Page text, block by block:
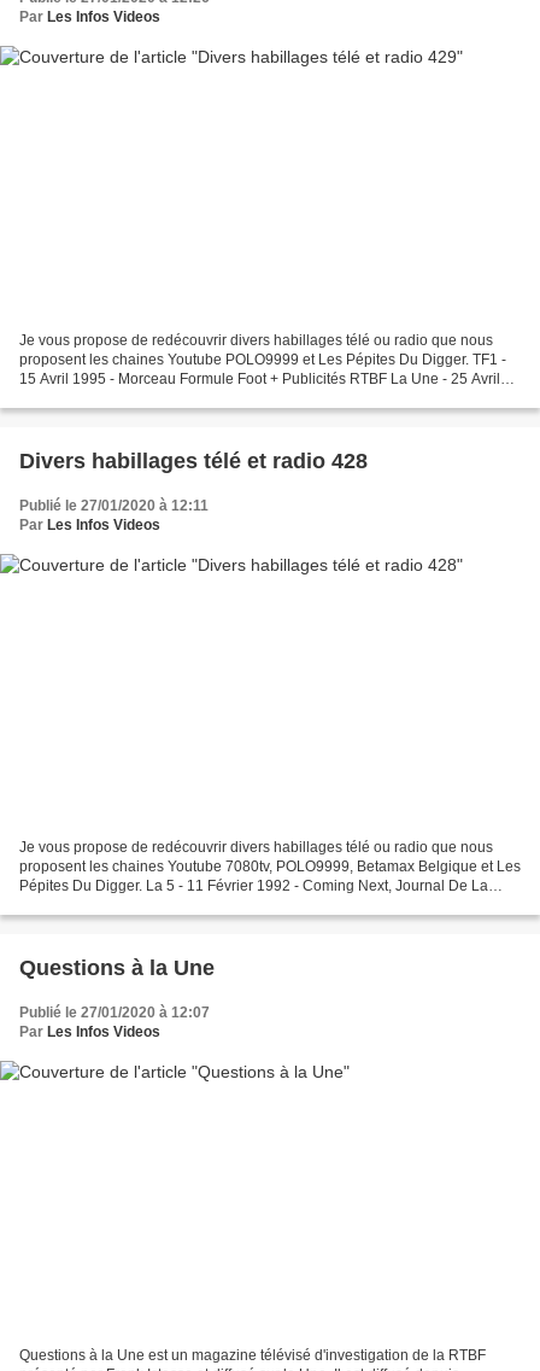
Par Les Infos Videos
Je vous propose de redécouvrir divers habillages télé ou radio que nous
proposent les chaines Youtube POLO9999 et Les Pépites Du Digger. TF1 -
15 Avril 1995 - Morceau Formule Foot + Publicités RTBF La Une - 25 Avril
Divers habillages télé et radio 428
Publié le 27/01/2020 à 12:11
Par Les Infos Videos
Je vous propose de redécouvrir divers habillages télé ou radio que nous
proposent les chaines Youtube 7080tv, POLO9999, Betamax Belgique et Les
Pépites Du Digger. La 5 - 11 Février 1992 - Coming Next, Journal De La
Questions à la Une
Publié le 27/01/2020 à 12:07
Par Les Infos Videos
Questions à la Une est un magazine télévisé d'investigation de la RTBF